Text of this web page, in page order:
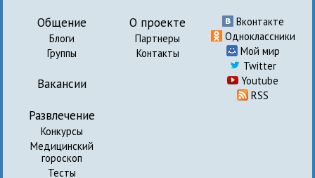
Общение
Блоги
Группы
Вакансии
Развлечение
Конкурсы
Медицинский
гороскоп
Тесты
О проекте
Партнеры
Контакты
Вконтакте
Одноклассники
Мой мир
Twitter
Youtube
RSS